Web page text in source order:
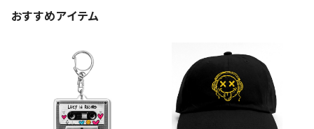
おすすめアイテム